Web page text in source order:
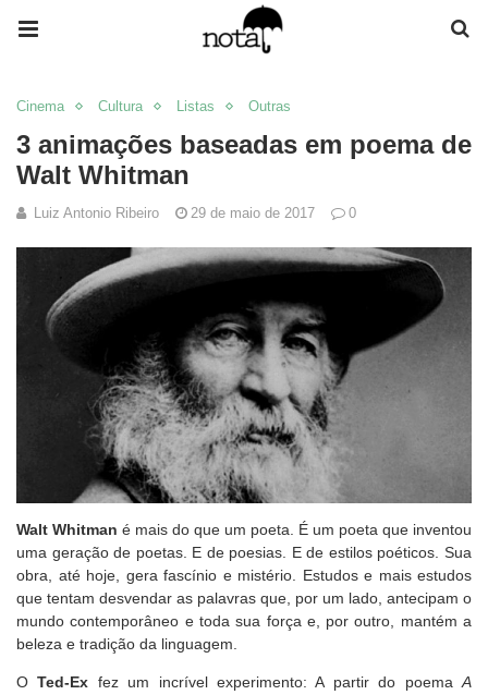
Cinema Cultura Listas Outras
3 animações baseadas em poema de
Walt Whitman
Luiz Antonio Ribeiro 29 de maio de 2017 0
Walt Whitman é mais do que um poeta. É um poeta que inventou
uma geração de poetas. E de poesias. E de estilos poéticos. Sua
obra, até hoje, gera fascínio e mistério. Estudos e mais estudos
que tentam desvendar as palavras que, por um lado, antecipam o
mundo contemporâneo e toda sua força e, por outro, mantém a
beleza e tradição da linguagem.
OTed-Ex fez um incrível experimento: A partir do poemaA